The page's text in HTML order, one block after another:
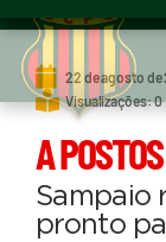
22 de agosto de
Visualizações: 0
A POSTOS
Sampaio
pronto